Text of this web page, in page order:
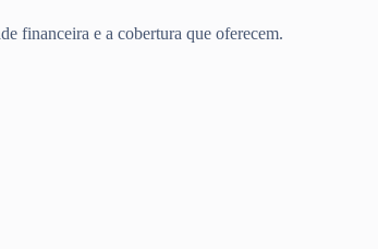
financeira e a cobertura que oferecem.